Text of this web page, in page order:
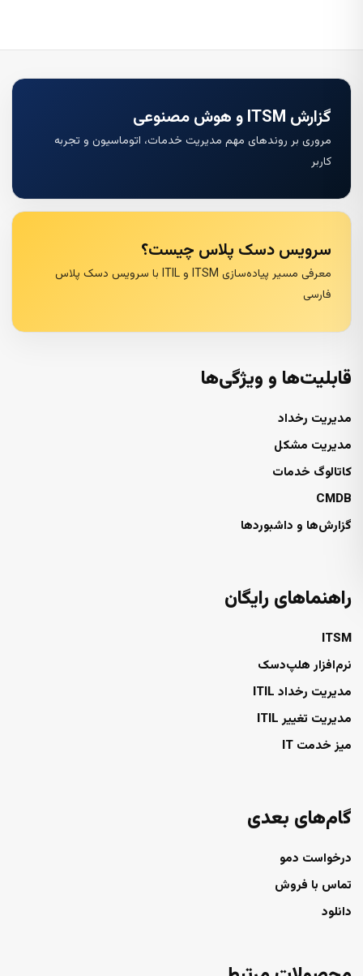
گزارش ITSM و هوش مصنوعی
مروری بر روندهای مهم مدیریت خدمات، اتوماسیون و تجربه
کاربر
سرویس دسک پلاس چیست؟
معرفی مسیر پیاده‌سازی ITSM و ITIL با سرویس دسک پلاس
فارسی
قابلیت‌ها و ویژگی‌ها
مدیریت رخداد
مدیریت مشکل
کاتالوگ خدمات
CMDB
گزارش‌ها و داشبوردها
راهنماهای رایگان
ITSM
نرم‌افزار هلپ‌دسک
مدیریت رخداد ITIL
مدیریت تغییر ITIL
میز خدمت IT
گام‌های بعدی
درخواست دمو
تماس با فروش
دانلود